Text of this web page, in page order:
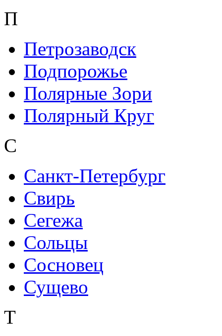
П
Петрозаводск
Подпорожье
Полярные Зори
Полярный Круг
С
Санкт-Петербург
Свирь
Сегежа
Сольцы
Сосновец
Сущево
Т